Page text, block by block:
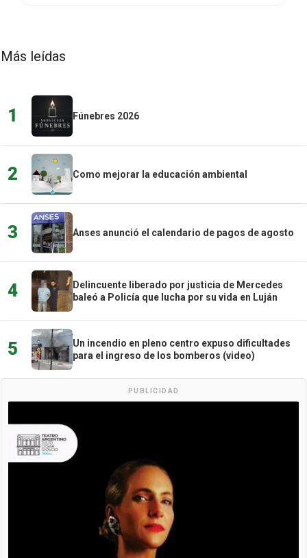
Más leídas
1 Fúnebres 2026
2 Como mejorar la educación ambiental
3 Anses anunció el calendario de pagos de agosto
4
Delincuente liberado por justicia de Mercedes
baleó a Policía que lucha por su vida en Luján
5
Un incendio en pleno centro expuso dificultades
para el ingreso de los bomberos (video)
PUBLICIDAD